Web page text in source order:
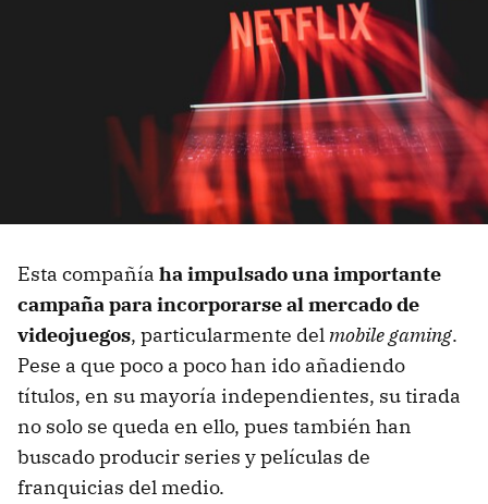
Esta compañía ha impulsado una importante
campaña para incorporarse al mercado de
videojuegos, particularmente delmobile gaming.
Pese a que poco a poco han ido añadiendo
títulos, en su mayoría independientes, su tirada
no solo se queda en ello, pues también han
buscado producir series y películas de
franquicias del medio.